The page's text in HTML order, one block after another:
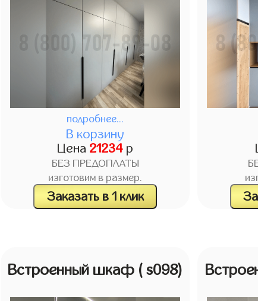
подробнее...
В корзину
Цена 21234 р
БЕЗ ПРЕДОПЛАТЫ
изготовим в размер.
Заказать в 1 клик
Встроенный шкаф ( s098)